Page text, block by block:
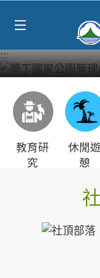
:::
教育研
究
休閒遊
憩